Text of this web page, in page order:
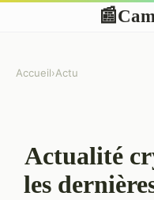
📰
Accueil›Actu
Actualité
les